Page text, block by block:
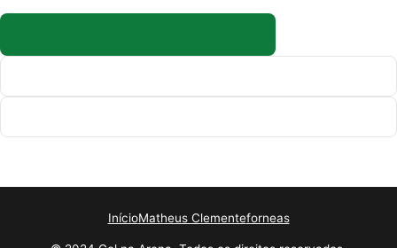
InícioMatheus Clementeforneas